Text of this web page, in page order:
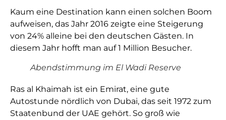
Kaum eine Destination kann einen solchen Boom
aufweisen, das Jahr 2016 zeigte eine Steigerung
von 24% alleine bei den deutschen Gästen. In
diesem Jahr hofft man auf 1 Million Besucher.
Abendstimmung im El Wadi Reserve
Ras al Khaimah ist ein Emirat, eine gute
Autostunde nördlich von Dubai, das seit 1972 zum
Staatenbund der UAE gehört. So groß wie